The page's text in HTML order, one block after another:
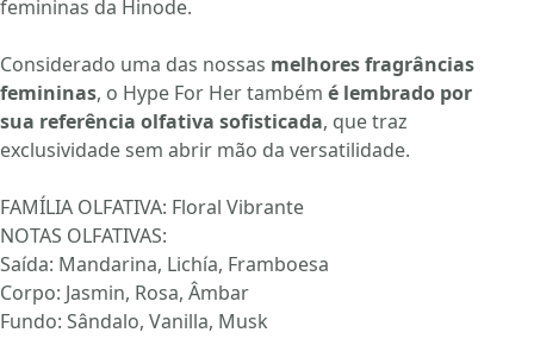
femininas da Hinode.
Considerado uma das nossas melhores fragrâncias
femininas, o Hype For Her também é lembrado por
sua referência olfativa sofisticada, que traz
exclusividade sem abrir mão da versatilidade.
FAMÍLIA OLFATIVA: Floral Vibrante
NOTAS OLFATIVAS:
Saída: Mandarina, Lichía, Framboesa
Corpo: Jasmin, Rosa, Âmbar
Fundo: Sândalo, Vanilla, Musk